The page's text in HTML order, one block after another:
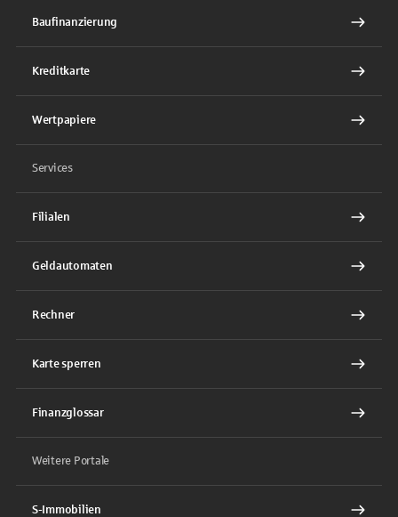
Baufinanzierung
Kreditkarte
Wertpapiere
Services
Filialen
Geldautomaten
Rechner
Karte sperren
Finanzglossar
Weitere Portale
S-Immobilien